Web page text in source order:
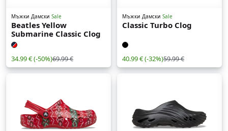
Мъжки Дамски Sale
Beatles Yellow
Submarine Classic Clog
34.99 €(-50%)69.99 €
Мъжки Дамски Sale
Classic Turbo Clog
40.99 €(-32%)59.99 €